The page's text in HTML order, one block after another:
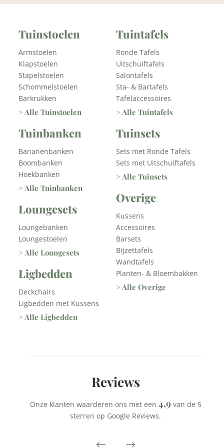
Tuinstoelen
Armstoelen
Klapstoelen
Stapelstoelen
Schommelstoelen
Barkrukken
> Alle Tuinstoelen
Tuinbanken
Bananenbanken
Boombanken
Hoekbanken
> Alle Tuinbanken
Loungesets
Loungebanken
Loungestoelen
> Alle Loungesets
Ligbedden
Deckchairs
Ligbedden met Kussens
> Alle Ligbedden
Tuintafels
Ronde Tafels
Uitschuiftafels
Salontafels
Sta- & Bartafels
Tafelaccessoires
> Alle Tuintafels
Tuinsets
Sets met Ronde Tafels
Sets met Uitschuiftafels
> Alle Tuinsets
Overige
Kussens
Accessoires
Barsets
Bijzettafels
Wandtafels
Planten- & Bloembakken
> Alle Overige
Reviews
Onze klanten waarderen ons met een 4,9van de 5
sterren op Google Reviews.